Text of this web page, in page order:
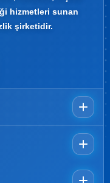
hizmetleri sunan
şirketidir.